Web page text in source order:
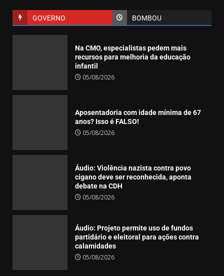
O ECO
Tribunal nega recurso para liberar obras
da tirolesa no Pão de Açúcar
Mitmacs 04/08/2026
GOVERNO BOMBOU
Na CMO, especialistas pedem mais
recursos para melhoria da educação
infantil
05/08/2026
Aposentadoria com idade mínima de 67
anos? Isso é FALSO!
05/08/2026
Áudio: Violência nazista contra povo
cigano deve ser reconhecida, aponta
debate na CDH
05/08/2026
Áudio: Projeto permite uso de fundos
partidário e eleitoral para ações contra
calamidades
05/08/2026